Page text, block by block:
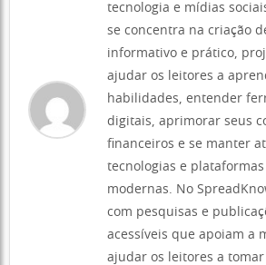
tecnologia e mídias
se concentra na criação
informativo e prático,
ajudar os leitores a
habilidades, entender
digitais, aprimorar seus
financeiros e se manter
tecnologias e
modernas. No
com pesquisas e
acessíveis que apoiam a
ajudar os leitores a tomar